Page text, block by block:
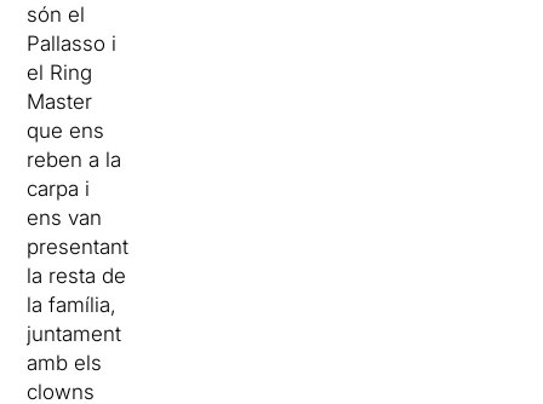
són el
Pallasso i
el Ring
Master
que ens
reben a la
carpa i
ens van
presentant
la resta de
la família,
juntament
amb els
clowns